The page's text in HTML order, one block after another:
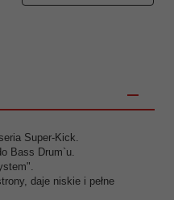
Super-Kick.
Bass Drum`u.
daje niskie i pełne